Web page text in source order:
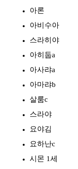
아론
아비수아
스라히야
아히둡a
아사랴a
아마랴b
살룸c
스라야
요야김
요하난c
시몬 1세